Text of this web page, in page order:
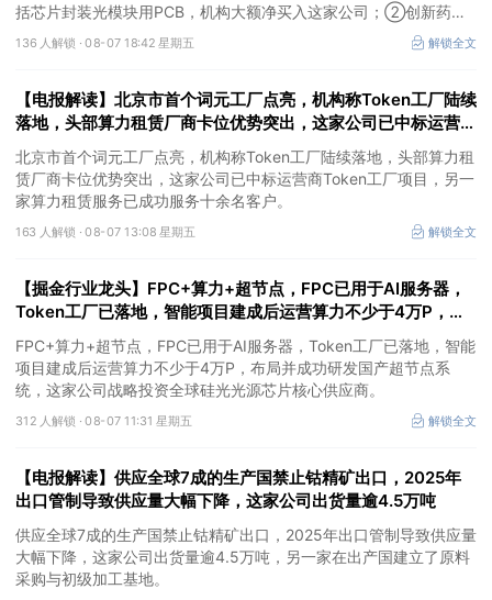
括芯片封装光模块用PCB，机构大额净买入这家公司；②创新药
CDMO+减肥药，收购国外知名CRO企业，在创新药API的化学合成
等方面具有丰富经验，具备承接细胞与基因治疗产品商业化受托生产
136 人解锁 ·08-07 18:42 星期五 解锁全文
【电报解读】北京市首个词元工厂点亮，机构称Token工厂陆续
落地，头部算力租赁厂商卡位优势突出，这家公司已中标运营商
Token工厂项目
北京市首个词元工厂点亮，机构称Token工厂陆续落地，头部算力租
赁厂商卡位优势突出，这家公司已中标运营商Token工厂项目，另一
家算力租赁服务已成功服务十余名客户。
163 人解锁 ·08-07 13:08 星期五 解锁全文
【掘金行业龙头】FPC+算力+超节点，FPC已用于AI服务器，
Token工厂已落地，智能项目建成后运营算力不少于4万P，这
家公司布局并成功研发国产超节点系统
FPC+算力+超节点，FPC已用于AI服务器，Token工厂已落地，智能
项目建成后运营算力不少于4万P，布局并成功研发国产超节点系
统，这家公司战略投资全球硅光光源芯片核心供应商。
312 人解锁 ·08-07 11:31 星期五 解锁全文
【电报解读】供应全球7成的生产国禁止钴精矿出口，2025年
出口管制导致供应量大幅下降，这家公司出货量逾4.5万吨
供应全球7成的生产国禁止钴精矿出口，2025年出口管制导致供应量
大幅下降，这家公司出货量逾4.5万吨，另一家在出产国建立了原料
采购与初级加工基地。